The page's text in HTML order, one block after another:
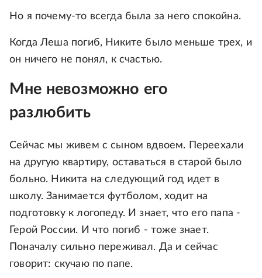
Но я почему-то всегда была за него спокойна.
Когда Леша погиб, Никите было меньше трех, и
он ничего не понял, к счастью.
Мне невозможно его
разлюбить
Сейчас мы живем с сыном вдвоем. Переехали
на другую квартиру, оставаться в старой было
больно. Никита на следующий год идет в
школу. Занимается футболом, ходит на
подготовку к логопеду. И знает, что его папа -
Герой России. И что погиб - тоже знает.
Поначалу сильно переживал. Да и сейчас
говорит: скучаю по папе.